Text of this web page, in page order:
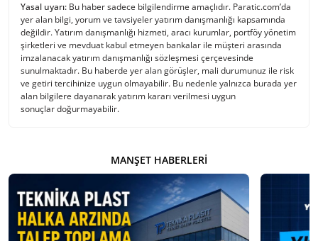
Yasal uyarı: Bu haber sadece bilgilendirme amaçlıdır. Paratic.com’da
yer alan bilgi, yorum ve tavsiyeler yatırım danışmanlığı kapsamında
değildir. Yatırım danışmanlığı hizmeti, aracı kurumlar, portföy yönetim
şirketleri ve mevduat kabul etmeyen bankalar ile müşteri arasında
imzalanacak yatırım danışmanlığı sözleşmesi çerçevesinde
sunulmaktadır. Bu haberde yer alan görüşler, mali durumunuz ile risk
ve getiri tercihinize uygun olmayabilir. Bu nedenle yalnızca burada yer
alan bilgilere dayanarak yatırım kararı verilmesi uygun
sonuçlar doğurmayabilir.
MANŞET HABERLERI